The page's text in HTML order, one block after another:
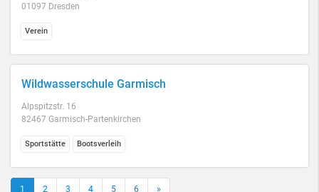
01097 Dresden
Verein
Wildwasserschule Garmisch
Alpspitzstr. 16
82467 Garmisch-Partenkirchen
Sportstätte Bootsverleih
1 2 3 4 5 6 »